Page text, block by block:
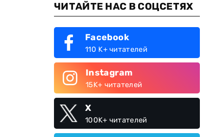
ЧИТАЙТЕ НАС В СОЦСЕТЯХ
Facebook
110 K+ читателей
Instagram
15K+ читателей
X
100K+ читателей